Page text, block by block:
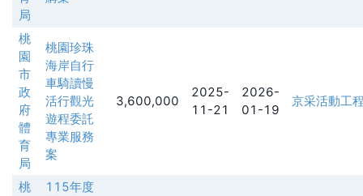
局
桃
園
市
政
府
體
育
局
桃園珍珠
海岸自行
車騎讀慢
活行觀光
遊程委託
專業服務
案
3,600,000
2025-
11-21
2026-
01-19
京采活動工
桃
115年度